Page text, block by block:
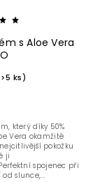
s Aloe Vera
ks)
který díky 50%
Vera okamžitě
pokožku
ji
spojenec při
slunce,...